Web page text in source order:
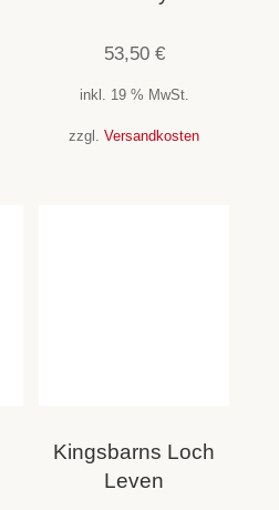
53,50 €
inkl. 19 % MwSt.
zzgl.Versandkosten
Kingsbarns Loch
Leven